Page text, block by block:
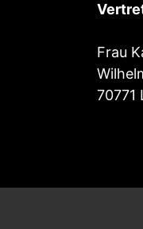
Frau
70771